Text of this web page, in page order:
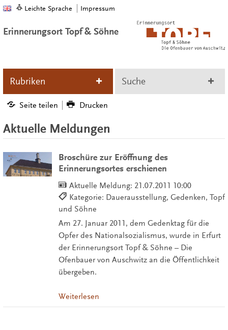
Leichte Sprache Impressum
Erinnerungsort Topf & Söhne
Rubriken Suche
Seite teilen Drucken
Aktuelle Meldungen
Broschüre zur Eröffnung des
Erinnerungsortes erschienen
Aktuelle Meldung: 21.07.2011 10:00
Kategorie: Dauerausstellung, Gedenken, Topf
und Söhne
Am 27. Januar 2011, dem Gedenktag für die
Opfer des Nationalsozialismus, wurde in Erfurt
der Erinnerungsort Topf & Söhne – Die
Ofenbauer von Auschwitz an die Öffentlichkeit
übergeben.
Weiterlesen